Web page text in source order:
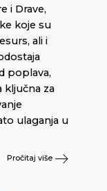
i Drave,
koje su
ali i
poplava,
ključna za
ulaganja u
Pročitaj više